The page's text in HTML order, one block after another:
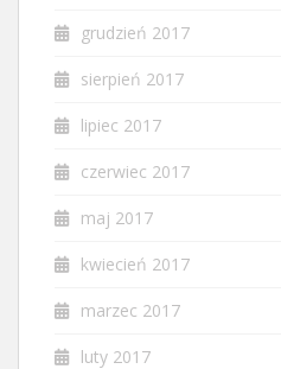
grudzień 2017
sierpień 2017
lipiec 2017
czerwiec 2017
maj 2017
kwiecień 2017
marzec 2017
luty 2017